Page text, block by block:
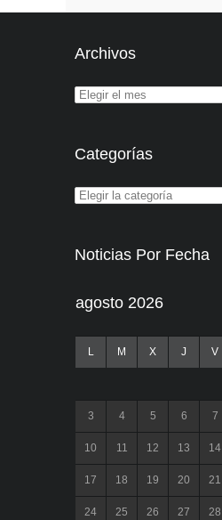
Archivos
Categorías
Noticias Por Fecha
agosto 2026
L M X J V
3 4 5 6 7
10 11 12 13 14
17 18 19 20 21
24 25 26 27 28